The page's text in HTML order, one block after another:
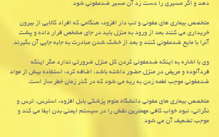
دهد و اگر مسیری را دست زد آن مسیر ضدعفونی شود.
متخصص بیماری های عفونی و تب دار افزود: هنگامی که افراد کالایی از بیرون
خریداری می کنند بعد از ورود به منزل باید در جای مشخص قرار داده و پشت
آنرا با مایع ضدعفونی کنند و بعد از خشک شدن مبادرت به جابه جایی آن بگیرند.
وی با اشاره به اینکه ضدعفونی کردن کل منزل ضرورتی ندارد مگر اینکه
فردآلوده و مریض در منزل حضور داشته باشد، اضافه کرد: استفاده بیش از مواد
ضدعفونی موجب لطمه زدن به ریه می شود که در گذر زمان خطر ساز است.
متخصص بیماری های عفونی دانشگاه علوم پزشکی بابل افزود: استرس، ترس و
نگرانی، نبود خواب کافی مهمترین نقش را در سیستم ایمنی بدن ایفا می کند و
موجب تضعیف آن می شود.